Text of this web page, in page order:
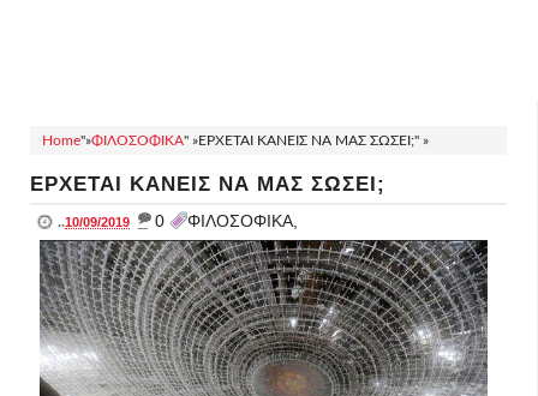
Home"»ΦΙΛΟΣΟΦΙΚΑ" »ΕΡΧΕΤΑΙ ΚΑΝΕΙΣ ΝΑ ΜΑΣ ΣΩΣΕΙ;" »
ΕΡΧΕΤΑΙ ΚΑΝΕΙΣ ΝΑ ΜΑΣ ΣΩΣΕΙ;
..10/09/2019 _ 0 ΦΙΛΟΣΟΦΙΚΑ,